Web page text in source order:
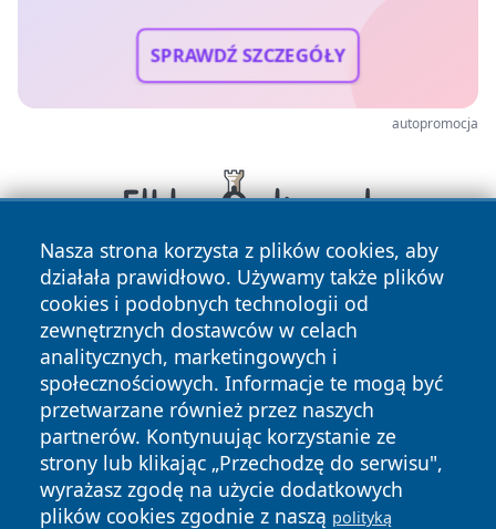
SPRAWDŹ SZCZEGÓŁY
autopromocja
Nasza strona korzysta z plików cookies, aby
działała prawidłowo. Używamy także plików
cookies i podobnych technologii od
zewnętrznych dostawców w celach
analitycznych, marketingowych i
społecznościowych. Informacje te mogą być
przetwarzane również przez naszych
partnerów. Kontynuując korzystanie ze
strony lub klikając „Przechodzę do serwisu",
wyrażasz zgodę na użycie dodatkowych
plików cookies zgodnie z naszą polityką
Copyright © 2026 faktywroclaw.pl Wszystkie prawa
zastrzeżone.